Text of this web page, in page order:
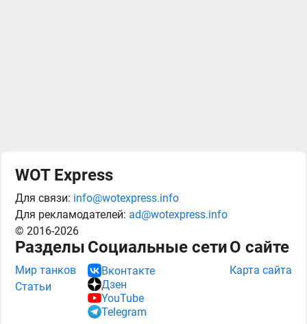
WOT Express
Для связи: info@wotexpress.info
Для рекламодателей: ad@wotexpress.info
© 2016-2026
Разделы
Мир танков
Статьи
Социальные сети
Вконтакте
Дзен
YouTube
Telegram
О сайте
Карта сайта